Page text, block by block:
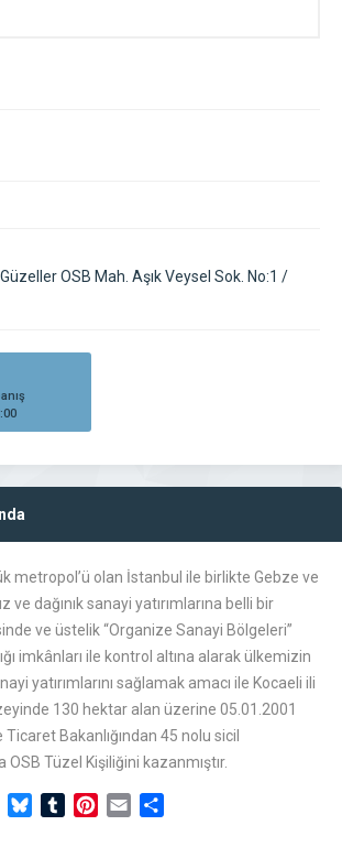
OSB Mah. Aşık Veysel Sok. No:1 /
metropol’ü olan İstanbul ile birlikte Gebze ve
ve dağınık sanayi yatırımlarına belli bir
ve üstelik “Organize Sanayi Bölgeleri”
imkânları ile kontrol altına alarak ülkemizin
yatırımlarını sağlamak amacı ile Kocaeli ili
130 hektar alan üzerine 05.01.2001
Bakanlığından 45 nolu sicil
OSB Tüzel Kişiliğini kazanmıştır.
BlueskyTumblrPinterest
Email